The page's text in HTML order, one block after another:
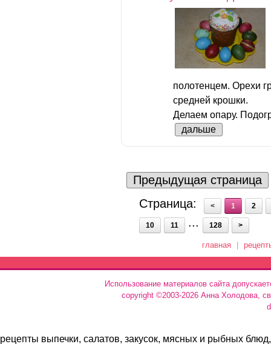
полотенцем. Орехи
средней крошки.
Делаем опару.
дальше
Предыдущая страница
Страница:
< 1 2
10 11 ... 128 >
главная
Использование материалов сайта
copyright ©2003-2026 Анна Холодова,
рецепты выпечки, салатов, закусок, мясных и рыбных